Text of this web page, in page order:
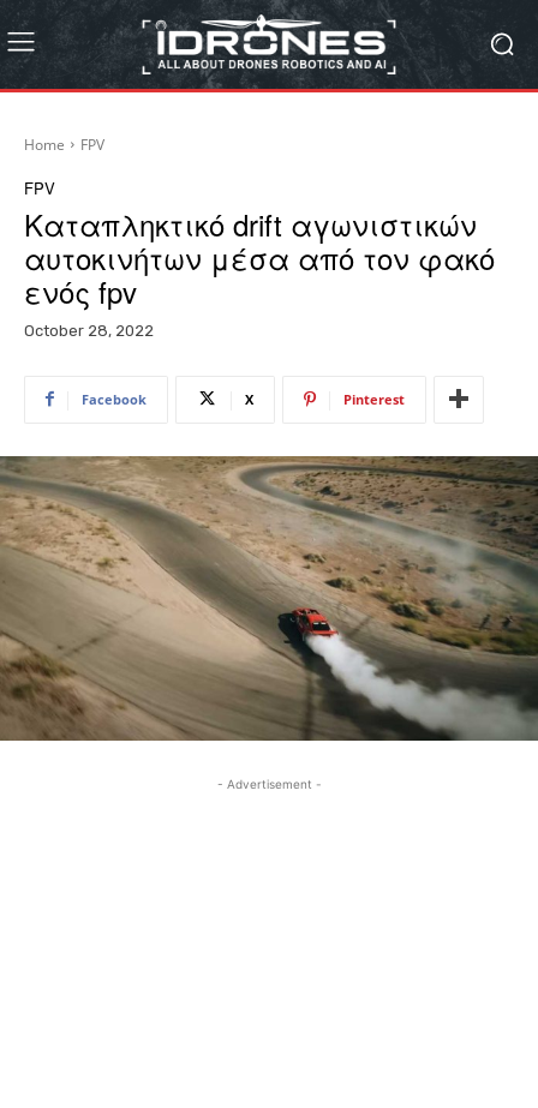
Home FPV
FPV
Καταπληκτικό drift αγωνιστικών
αυτοκινήτων μέσα από τον φακό
ενός fpv
October 28, 2022
Facebook X Pinterest
- Advertisement -